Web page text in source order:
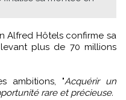
Alfred Hôtels confirme sa
plus de 70 millions
ambitions, "Acquérir un
rare et précieuse.